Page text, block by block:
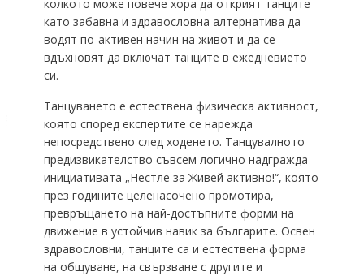
колкото може повече хора да открият танците
като забавна и здравословна алтернатива да
водят по-активен начин на живот и да се
вдъхновят да включат танците в ежедневието
си.
Танцуването е естествена физическа активност,
която според експертите се нарежда
непосредствено след ходенето. Танцувалното
предизвикателство съвсем логично надгражда
инициативата „Нестле за Живей активно!“, която
през годините целенасочено промотира,
превръщането на най-достъпните форми на
движение в устойчив навик за българите. Освен
здравословни, танците са и естествена форма
на общуване, на свързване с другите и